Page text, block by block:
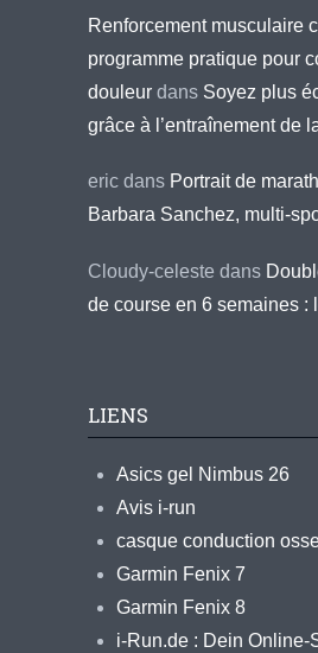
Renforcement musculaire
programme pratique pour
douleur dans Soyez plus
grâce à l’entraînement de
eric dans Portrait de
Barbara Sanchez, multi-
Cloudy-celeste dans
de course en 6 semaines :
LIENS
Asics gel Nimbus 26
Avis i-run
casque conduction
Garmin Fenix 7
Garmin Fenix 8
i-Run.de : Dein Online-